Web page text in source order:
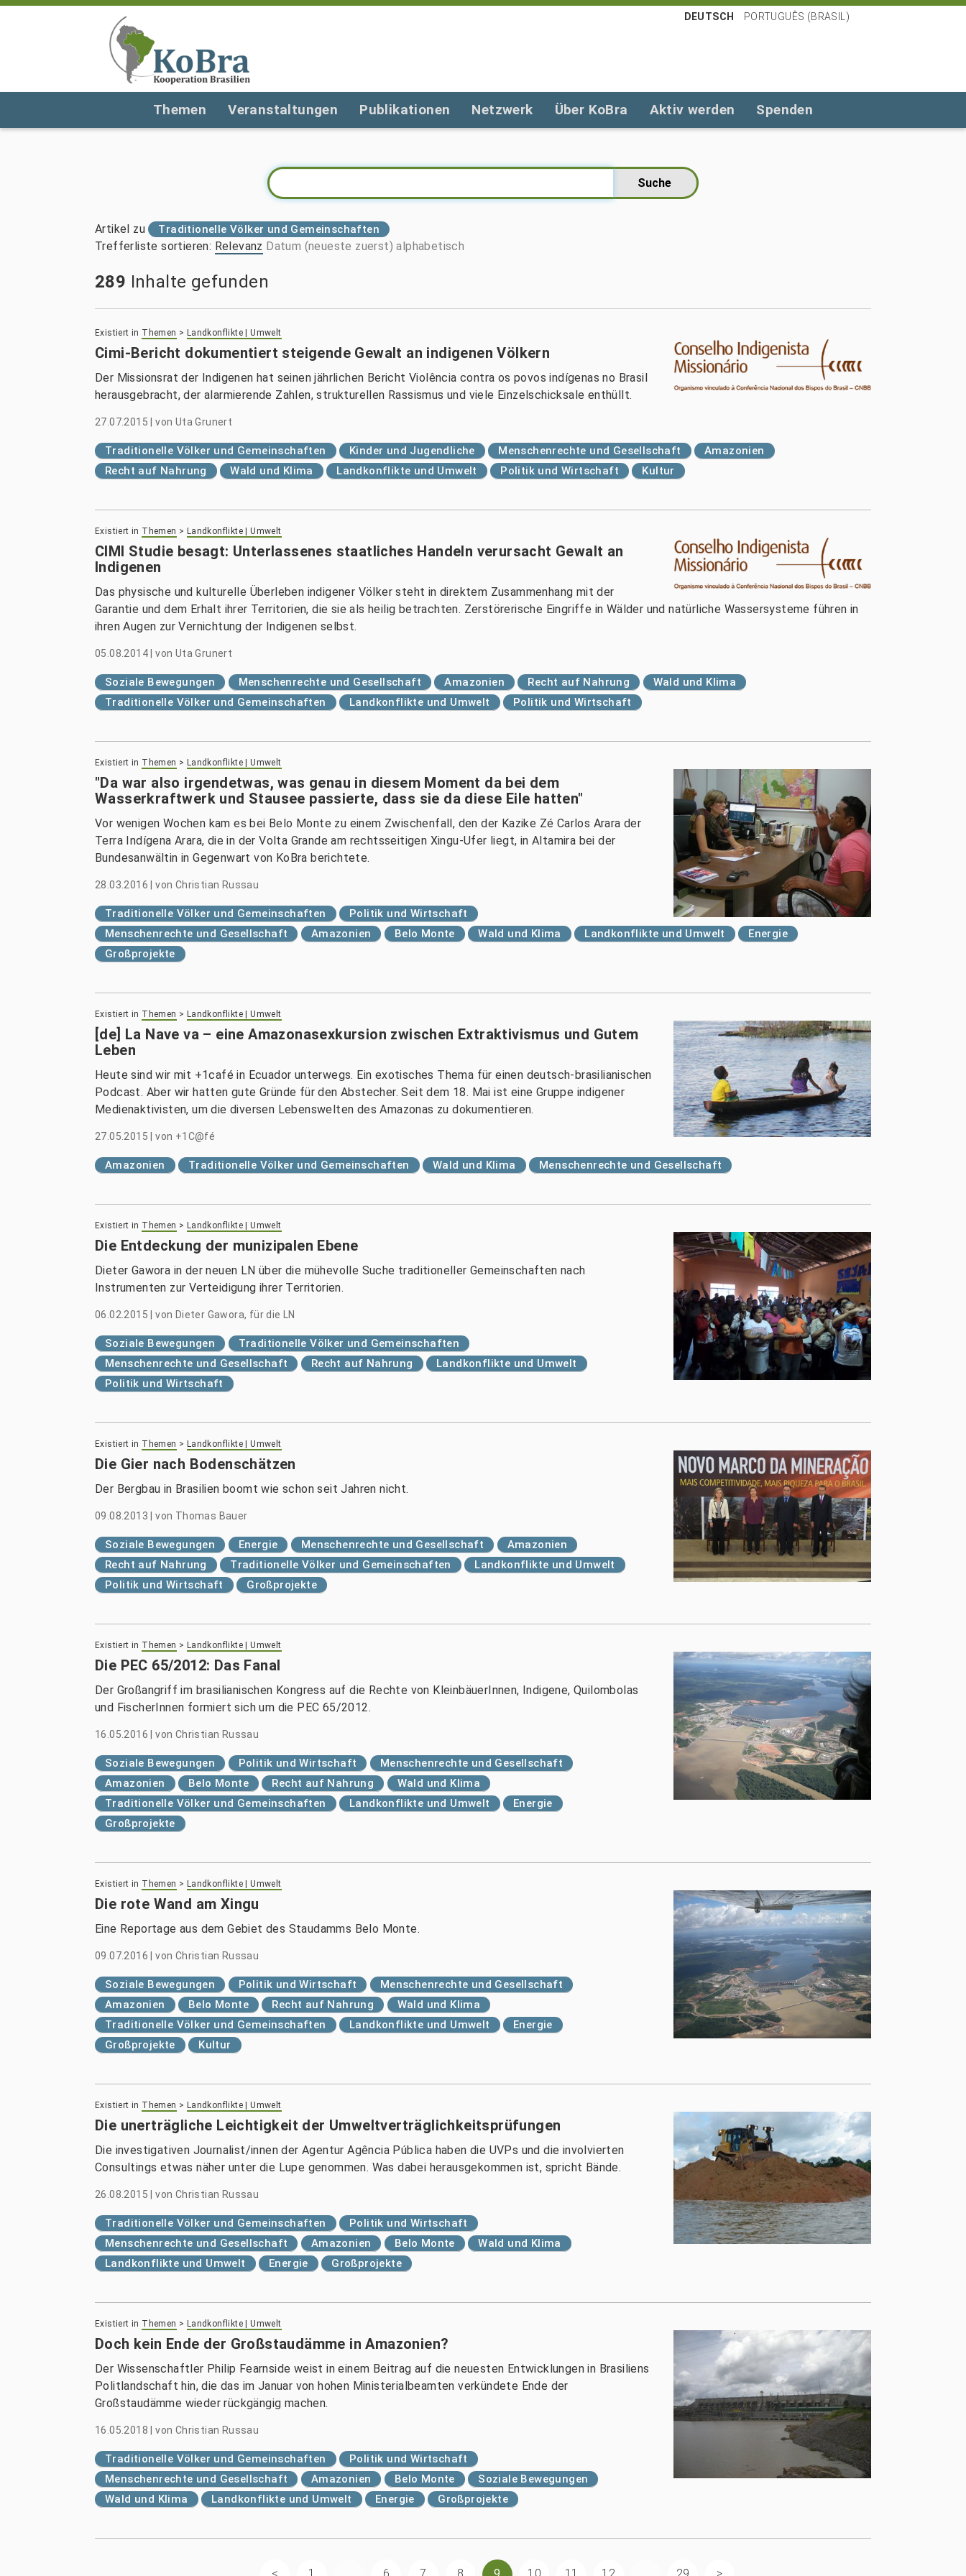
DEUTSCH PORTUGUÊS (BRASIL)
Themen Veranstaltungen Publikationen Netzwerk Über KoBra Aktiv werden Spenden
Artikel zu Traditionelle Völker und Gemeinschaften
Trefferliste sortieren: Relevanz Datum (neueste zuerst) alphabetisch
289 Inhalte gefunden
Existiert in Themen > Landkonflikte | Umwelt
Cimi-Bericht dokumentiert steigende Gewalt an indigenen Völkern
Der Missionsrat der Indigenen hat seinen jährlichen Bericht Violência contra os povos indígenas no Brasil
herausgebracht, der alarmierende Zahlen, strukturellen Rassismus und viele Einzelschicksale enthüllt.
27.07.2015 |von Uta Grunert
Traditionelle Völker und Gemeinschaften Kinder und Jugendliche Menschenrechte und Gesellschaft
Amazonien
Recht auf Nahrung
Wald und Klima Landkonflikte und Umwelt Politik und Wirtschaft Kultur
Existiert in Themen > Landkonflikte | Umwelt
CIMI Studie besagt: Unterlassenes staatliches Handeln verursacht Gewalt an
Indigenen
Das physische und kulturelle Überleben indigener Völker steht in direktem Zusammenhang mit der
Garantie und dem Erhalt ihrer Territorien, die sie als heilig betrachten. Zerstörerische Eingriffe in Wälder und natürliche Wassersysteme führen in
ihren Augen zur Vernichtung der Indigenen selbst.
05.08.2014 |von Uta Grunert
Soziale Bewegungen Menschenrechte und Gesellschaft Amazonien Recht auf Nahrung
Wald und Klima
Traditionelle Völker und Gemeinschaften
Landkonflikte und Umwelt Politik und Wirtschaft
Existiert in Themen > Landkonflikte | Umwelt
"Da war also irgendetwas, was genau in diesem Moment da bei dem
Wasserkraftwerk und Stausee passierte, dass sie da diese Eile hatten"
Vor wenigen Wochen kam es bei Belo Monte zu einem Zwischenfall, den der Kazike Zé Carlos Arara der
Terra Indígena Arara, die in der Volta Grande am rechtsseitigen Xingu-Ufer liegt, in Altamira bei der
Bundesanwältin in Gegenwart von KoBra berichtete.
28.03.2016 |von Christian Russau
Traditionelle Völker und Gemeinschaften
Politik und Wirtschaft
Menschenrechte und Gesellschaft
Amazonien Belo Monte Wald und Klima Landkonflikte und Umwelt
Energie
Großprojekte
Existiert in Themen > Landkonflikte | Umwelt
[de] La Nave va – eine Amazonasexkursion zwischen Extraktivismus und Gutem
Leben
Heute sind wir mit +1café in Ecuador unterwegs. Ein exotisches Thema für einen deutsch-brasilianischen
Podcast. Aber wir hatten gute Gründe für den Abstecher. Seit dem 18. Mai ist eine Gruppe indigener
Medienaktivisten, um die diversen Lebenswelten des Amazonas zu dokumentieren.
27.05.2015 |von +1C@fé
Amazonien Traditionelle Völker und Gemeinschaften Wald und Klima Menschenrechte und Gesellschaft
Existiert in Themen > Landkonflikte | Umwelt
Die Entdeckung der munizipalen Ebene
Dieter Gawora in der neuen LN über die mühevolle Suche traditioneller Gemeinschaften nach
Instrumenten zur Verteidigung ihrer Territorien.
06.02.2015 |von Dieter Gawora, für die LN
Soziale Bewegungen
Traditionelle Völker und Gemeinschaften
Menschenrechte und Gesellschaft
Recht auf Nahrung
Landkonflikte und Umwelt
Politik und Wirtschaft
Existiert in Themen > Landkonflikte | Umwelt
Die Gier nach Bodenschätzen
Der Bergbau in Brasilien boomt wie schon seit Jahren nicht.
09.08.2013 |von Thomas Bauer
Soziale Bewegungen Energie Menschenrechte und Gesellschaft
Amazonien
Recht auf Nahrung
Traditionelle Völker und Gemeinschaften
Landkonflikte und Umwelt
Politik und Wirtschaft
Großprojekte
Existiert in Themen > Landkonflikte | Umwelt
Die PEC 65/2012: Das Fanal
Der Großangriff im brasilianischen Kongress auf die Rechte von KleinbäuerInnen, Indigene, Quilombolas
und FischerInnen formiert sich um die PEC 65/2012.
16.05.2016 |von Christian Russau
Soziale Bewegungen Politik und Wirtschaft
Menschenrechte und Gesellschaft
Amazonien
Belo Monte Recht auf Nahrung
Wald und Klima
Traditionelle Völker und Gemeinschaften
Landkonflikte und Umwelt
Energie
Großprojekte
Existiert in Themen > Landkonflikte | Umwelt
Die rote Wand am Xingu
Eine Reportage aus dem Gebiet des Staudamms Belo Monte.
09.07.2016 |von Christian Russau
Soziale Bewegungen Politik und Wirtschaft
Menschenrechte und Gesellschaft
Amazonien
Belo Monte Recht auf Nahrung
Wald und Klima
Traditionelle Völker und Gemeinschaften
Landkonflikte und Umwelt
Energie
Großprojekte
Kultur
Existiert in Themen > Landkonflikte | Umwelt
Die unerträgliche Leichtigkeit der Umweltverträglichkeitsprüfungen
Die investigativen Journalist/innen der Agentur Agência Pública haben die UVPs und die involvierten
Consultings etwas näher unter die Lupe genommen. Was dabei herausgekommen ist, spricht Bände.
26.08.2015 |von Christian Russau
Traditionelle Völker und Gemeinschaften
Politik und Wirtschaft
Menschenrechte und Gesellschaft
Amazonien Belo Monte
Wald und Klima
Landkonflikte und Umwelt
Energie Großprojekte
Existiert in Themen > Landkonflikte | Umwelt
Doch kein Ende der Großstaudämme in Amazonien?
Der Wissenschaftler Philip Fearnside weist in einem Beitrag auf die neuesten Entwicklungen in Brasiliens
Politlandschaft hin, die das im Januar von hohen Ministerialbeamten verkündete Ende der
Großstaudämme wieder rückgängig machen.
16.05.2018 |von Christian Russau
Traditionelle Völker und Gemeinschaften
Politik und Wirtschaft
Menschenrechte und Gesellschaft
Amazonien Belo Monte
Soziale Bewegungen
Wald und Klima
Landkonflikte und Umwelt Energie Großprojekte